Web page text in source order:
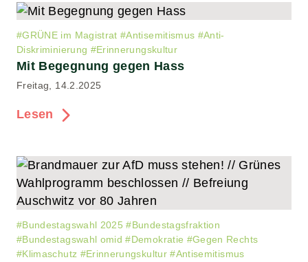
#GRÜNE im Magistrat #Antisemitismus #Anti-
Diskriminierung #Erinnerungskultur
Mit Begegnung gegen Hass
Freitag, 14.2.2025
Lesen
#Bundestagswahl 2025 #Bundestagsfraktion
#Bundestagswahl omid #Demokratie #Gegen Rechts
#Klimaschutz #Erinnerungskultur #Antisemitismus